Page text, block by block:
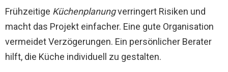
Frühzeitige Küchenplanungverringert Risiken und
macht das Projekt einfacher. Eine gute Organisation
vermeidet Verzögerungen. Ein persönlicher Berater
hilft, die Küche individuell zu gestalten.